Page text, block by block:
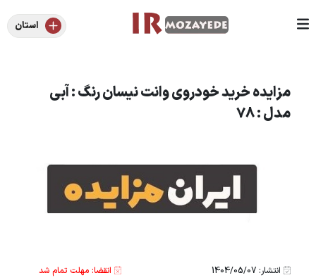
استان
مزایده خرید خودروی وانت نیسان رنگ : آبی
مدل : 78
انتشار: 1404/05/07 انقضا: مهلت تمام شد